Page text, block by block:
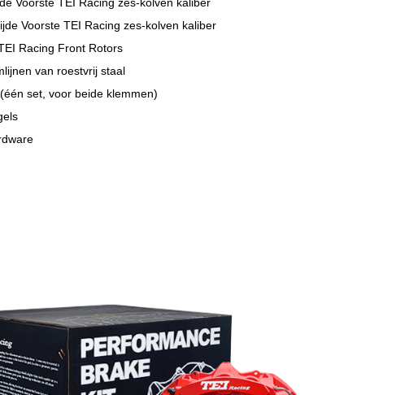
Voorste TEI Racing zes-kolven kaliber
Racing Front Rotors
van roestvrij staal
set, voor beide klemmen)